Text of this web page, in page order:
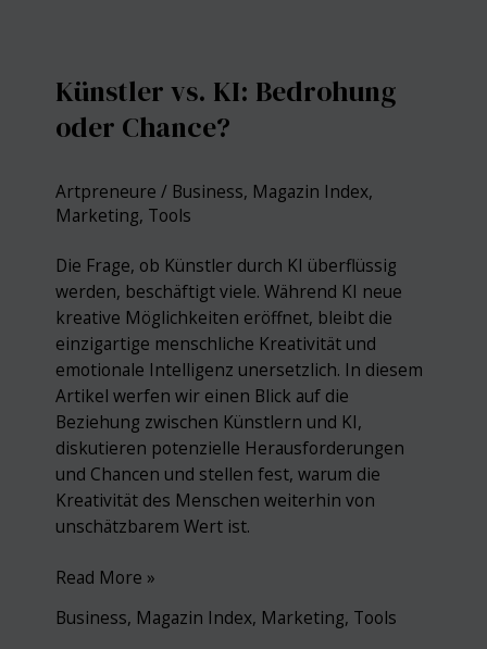
Künstler
Künstler vs. KI: Bedrohung
oder Chance?
Artpreneure/ Business, Magazin Index,
Marketing, Tools
Die Frage, ob Künstler durch KI überflüssig
werden, beschäftigt viele. Während KI neue
kreative Möglichkeiten eröffnet, bleibt die
einzigartige menschliche Kreativität und
emotionale Intelligenz unersetzlich. In diesem
Artikel werfen wir einen Blick auf die
Beziehung zwischen Künstlern und KI,
diskutieren potenzielle Herausforderungen
und Chancen und stellen fest, warum die
Kreativität des Menschen weiterhin von
unschätzbarem Wert ist.
Künstler
KI:
Read More »
Business, Magazin Index, Marketing, Tools